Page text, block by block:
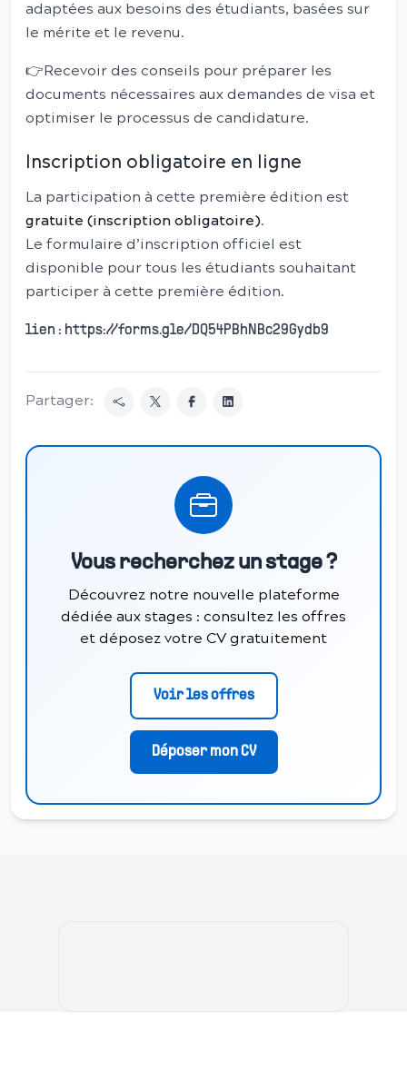
adaptées aux besoins des étudiants, basées sur
le mérite et le revenu.
👉Recevoir des conseils pour préparer les
documents nécessaires aux demandes de visa et
optimiser le processus de candidature.
Inscription obligatoire en ligne
La participation à cette première édition est
gratuite (inscription obligatoire).
Le formulaire d’inscription officiel est
disponible pour tous les étudiants souhaitant
participer à cette première édition.
lien : https://forms.gle/DQ54PBhNBc29Gydb9
Partager:
Vous recherchez un stage ?
Découvrez notre nouvelle plateforme
dédiée aux stages : consultez les offres
et déposez votre CV gratuitement
Voir les offres
Déposer mon CV